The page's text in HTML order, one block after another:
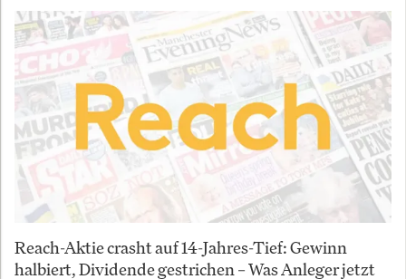
Reach-Aktie crasht auf 14-Jahres-Tief: Gewinn
halbiert, Dividende gestrichen – Was Anleger jetzt